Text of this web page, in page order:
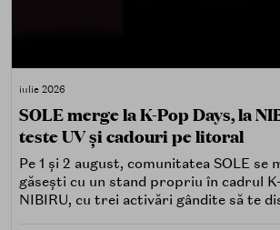
iulie 2026
SOLE merge la K-Pop Days, la
teste UV și cadouri pe litoral
Pe 1 și 2 august, comunitatea SOLE se
găsești cu un stand propriu în cadrul
NIBIRU, cu trei activări gândite să te